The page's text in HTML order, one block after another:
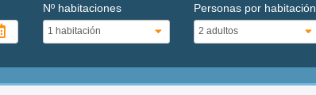
Nº habitaciones Personas por habitación